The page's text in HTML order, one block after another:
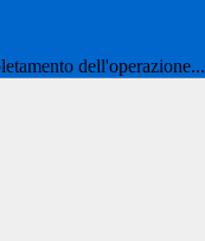
dell'operazione...